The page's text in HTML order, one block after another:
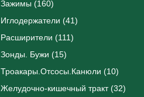
Зажимы (160)
Иглодержатели (41)
Расширители (111)
Зонды. Бужи (15)
Троакары.Отсосы.Канюли (10)
Желудочно-кишечный тракт (32)